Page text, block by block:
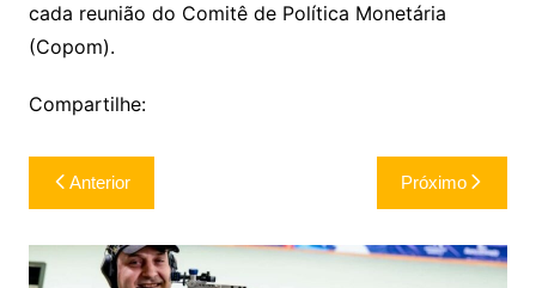
cada reunião do Comitê de Política Monetária
(Copom).
Compartilhe:
Navegação
de
Post
Anterior Próximo